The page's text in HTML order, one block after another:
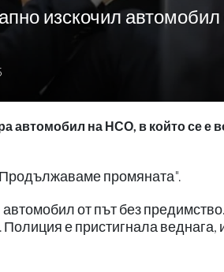
изскочил автомобил
автомобил на НСО, в който се е
промяната".
от път без
е пристигнала веднага,